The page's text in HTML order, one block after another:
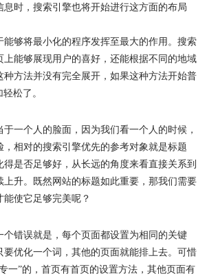
息时，搜索引擎也将开始进行这方面的布局
能够将最小化的程序发挥至最大的作用。搜索
上能够展现用户的喜好，还能根据不同的地域
种方法并没有完全展开，如果这种方法开始普
松了。
一个人的脸面，因为我们看一个人的时候，
，相对的搜索引擎优先的参考对象就是标题
得是否足够好，从长远的角度来看直接关系到
上升。既然网站的标题如此重要，那我们需要
使它足够完美呢？
个错误就是，每个页面都设置为相同的关键
要优化一个词，其他的页面就能排上去。可惜
一”的，首页有首页的设置方法，其他页面有